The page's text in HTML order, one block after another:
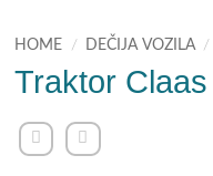
HOME / DEČIJA VOZILA /
Traktor